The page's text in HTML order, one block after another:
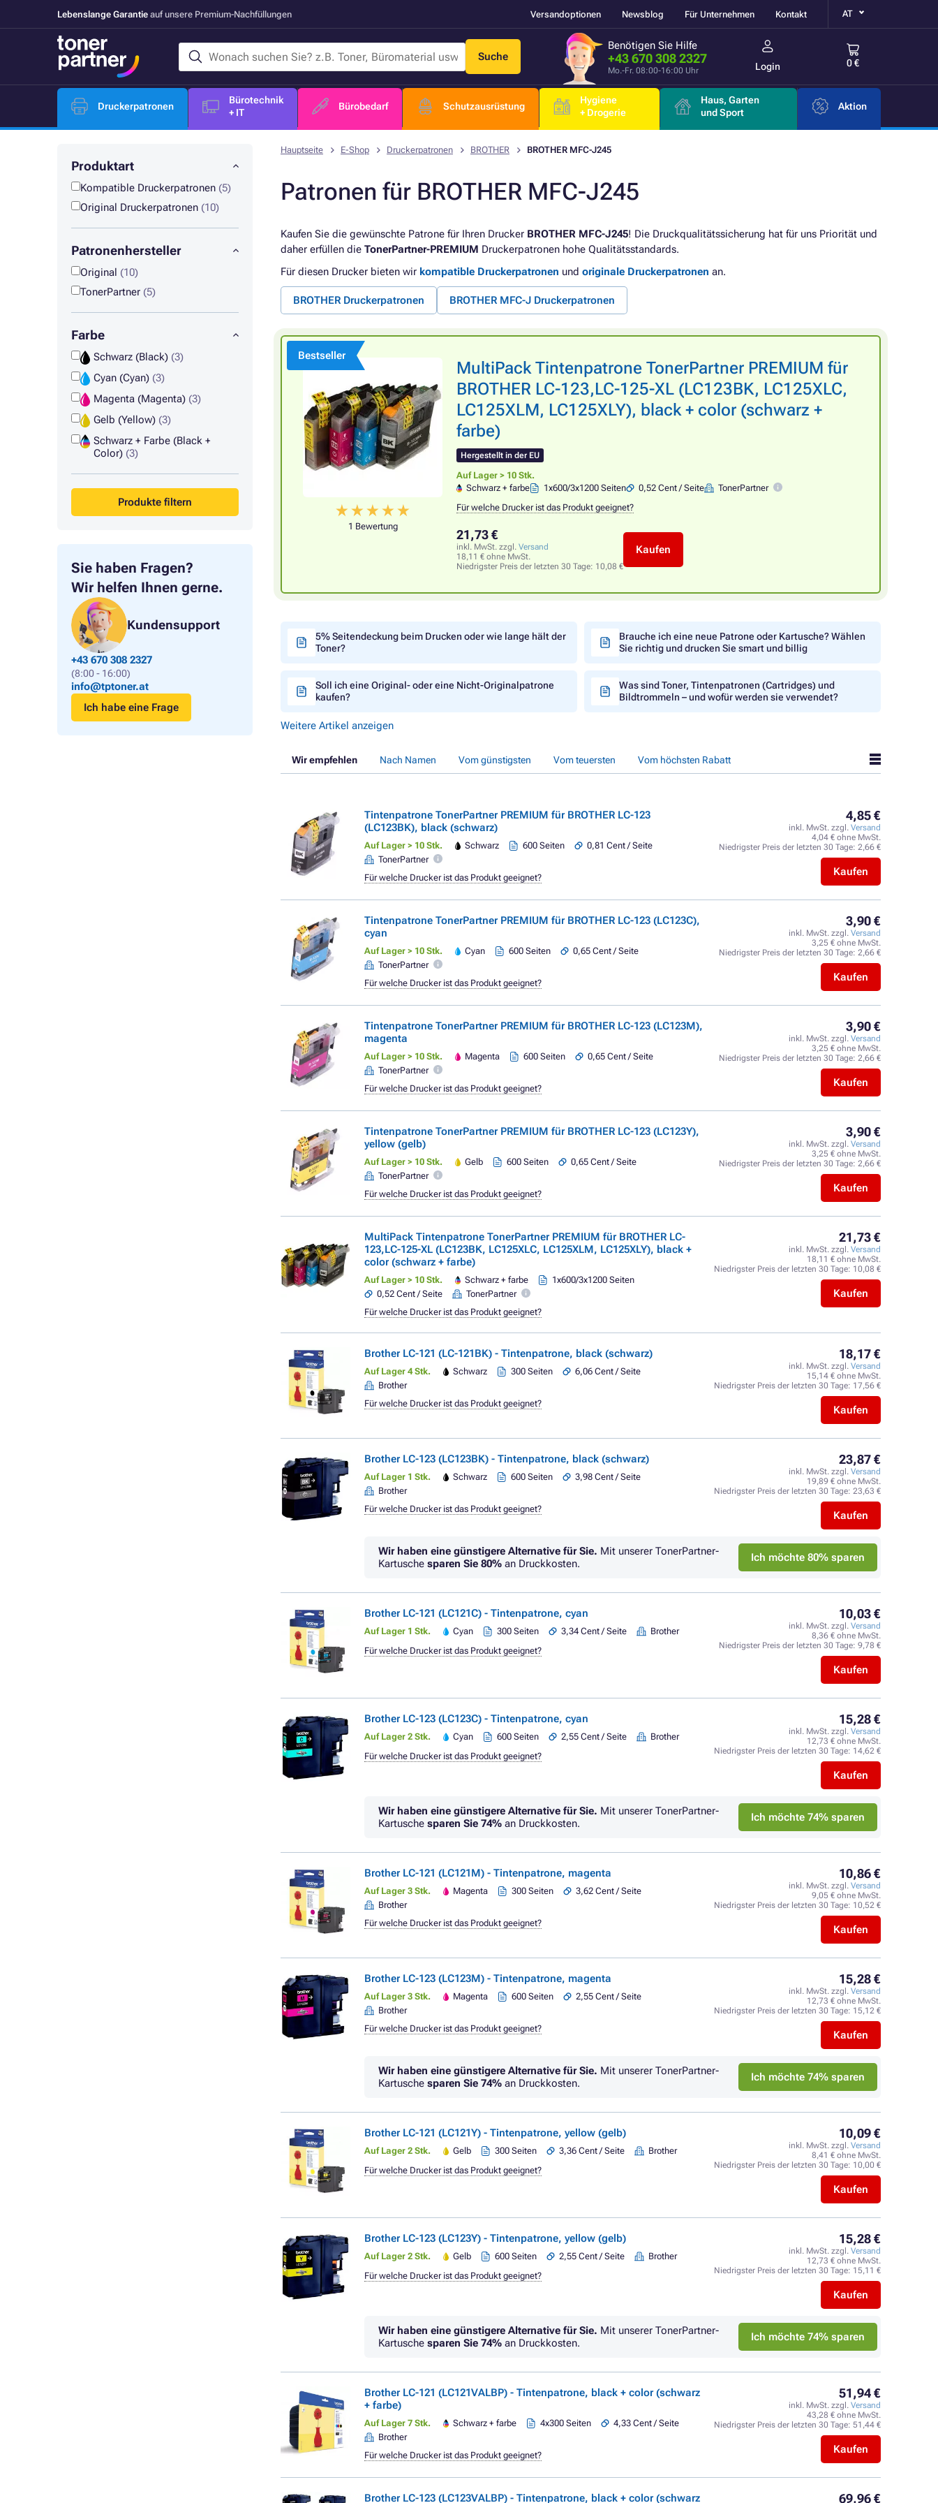
Lebenslange Garantie auf unsere Premium-Nachfüllungen Versandoptionen Newsblog Für Unternehmen Kontakt AT
Suche
Benötigen Sie Hilfe
+43 670 308 2327
Mo.-Fr. 08:00-16:00 Uhr Login 0 €
Druckerpatronen
Bürotechnik
+ IT
Bürobedarf Schutzausrüstung
Hygiene
+ Drogerie
Haus, Garten
und Sport
Aktion
Produktart
Kompatible Druckerpatronen (5)
Original Druckerpatronen (10)
Patronenhersteller
Original (10)
TonerPartner (5)
Farbe
Schwarz (Black) (3)
Cyan (Cyan) (3)
Magenta (Magenta) (3)
Gelb (Yellow) (3)
Schwarz + Farbe (Black +
Color) (3)
Produkte filtern
Sie haben Fragen?
Wir helfen Ihnen gerne.
Kundensupport
+43 670 308 2327
(8:00 - 16:00)
info@tptoner.at
Ich habe eine Frage
Hauptseite E-Shop Druckerpatronen BROTHER BROTHER MFC-J245
Patronen für BROTHER MFC-J245
Kaufen Sie die gewünschte Patrone für Ihren Drucker BROTHER MFC-J245! Die Druckqualitätssicherung hat für uns Priorität und
daher erfüllen die TonerPartner-PREMIUM Druckerpatronen hohe Qualitätsstandards.
Für diesen Drucker bieten wir kompatible Druckerpatronen und originale Druckerpatronen an.
BROTHER Druckerpatronen BROTHER MFC-J Druckerpatronen
Bestseller
1 Bewertung
MultiPack Tintenpatrone TonerPartner PREMIUM für
BROTHER LC-123,LC-125-XL (LC123BK, LC125XLC,
LC125XLM, LC125XLY), black + color (schwarz +
farbe)
Hergestellt in der EU
Auf Lager > 10 Stk.
Schwarz + farbe
1x600/3x1200 Seiten 0,52 Cent / Seite
TonerPartner
Für welche Drucker ist das Produkt geeignet?
21,73 €
inkl. MwSt. zzgl. Versand
18,11 € ohne MwSt.
Niedrigster Preis der letzten 30 Tage: 10,08 €
Kaufen
5% Seitendeckung beim Drucken oder wie lange hält der
Toner?
Brauche ich eine neue Patrone oder Kartusche? Wählen
Sie richtig und drucken Sie smart und billig
Soll ich eine Original- oder eine Nicht-Originalpatrone
kaufen?
Was sind Toner, Tintenpatronen (Cartridges) und
Bildtrommeln – und wofür werden sie verwendet?
Weitere Artikel anzeigen
Wir empfehlen Nach Namen Vom günstigsten Vom teuersten Vom höchsten Rabatt
Tintenpatrone TonerPartner PREMIUM für BROTHER LC-123
(LC123BK), black (schwarz)
Auf Lager > 10 Stk. Schwarz 600 Seiten
0,81 Cent / Seite
TonerPartner
4,85 €
inkl. MwSt. zzgl. Versand
4,04 € ohne MwSt.
Niedrigster Preis der letzten 30 Tage: 2,66 €
Kaufen
Für welche Drucker ist das Produkt geeignet?
Tintenpatrone TonerPartner PREMIUM für BROTHER LC-123 (LC123C),
cyan
Auf Lager > 10 Stk. Cyan 600 Seiten
0,65 Cent / Seite
TonerPartner
3,90 €
inkl. MwSt. zzgl. Versand
3,25 € ohne MwSt.
Niedrigster Preis der letzten 30 Tage: 2,66 €
Kaufen
Für welche Drucker ist das Produkt geeignet?
Tintenpatrone TonerPartner PREMIUM für BROTHER LC-123 (LC123M),
magenta
Auf Lager > 10 Stk. Magenta 600 Seiten
0,65 Cent / Seite
TonerPartner
3,90 €
inkl. MwSt. zzgl. Versand
3,25 € ohne MwSt.
Niedrigster Preis der letzten 30 Tage: 2,66 €
Kaufen
Für welche Drucker ist das Produkt geeignet?
Tintenpatrone TonerPartner PREMIUM für BROTHER LC-123 (LC123Y),
yellow (gelb)
Auf Lager > 10 Stk. Gelb 600 Seiten
0,65 Cent / Seite
TonerPartner
3,90 €
inkl. MwSt. zzgl. Versand
3,25 € ohne MwSt.
Niedrigster Preis der letzten 30 Tage: 2,66 €
Kaufen
Für welche Drucker ist das Produkt geeignet?
MultiPack Tintenpatrone TonerPartner PREMIUM für BROTHER LC-
123,LC-125-XL (LC123BK, LC125XLC, LC125XLM, LC125XLY), black +
color (schwarz + farbe)
Auf Lager > 10 Stk. Schwarz + farbe
1x600/3x1200 Seiten
0,52 Cent / Seite
TonerPartner
21,73 €
inkl. MwSt. zzgl. Versand
18,11 € ohne MwSt.
Niedrigster Preis der letzten 30 Tage: 10,08 €
Kaufen
Für welche Drucker ist das Produkt geeignet?
Brother LC-121 (LC-121BK) - Tintenpatrone, black (schwarz)
Auf Lager 4 Stk. Schwarz 300 Seiten
6,06 Cent / Seite
Brother
18,17 €
inkl. MwSt. zzgl. Versand
15,14 € ohne MwSt.
Niedrigster Preis der letzten 30 Tage: 17,56 €
Kaufen
Für welche Drucker ist das Produkt geeignet?
Brother LC-123 (LC123BK) - Tintenpatrone, black (schwarz)
Auf Lager 1 Stk. Schwarz 600 Seiten
3,98 Cent / Seite
Brother
23,87 €
inkl. MwSt. zzgl. Versand
19,89 € ohne MwSt.
Niedrigster Preis der letzten 30 Tage: 23,63 €
Kaufen
Für welche Drucker ist das Produkt geeignet?
Wir haben eine günstigere Alternative für Sie. Mit unserer TonerPartner-
Kartusche sparen Sie 80% an Druckkosten. Ich möchte 80% sparen
Brother LC-121 (LC121C) - Tintenpatrone, cyan
Auf Lager 1 Stk. Cyan 300 Seiten 3,34 Cent / Seite Brother
10,03 €
inkl. MwSt. zzgl. Versand
8,36 € ohne MwSt.
Niedrigster Preis der letzten 30 Tage: 9,78 €
Kaufen
Für welche Drucker ist das Produkt geeignet?
Brother LC-123 (LC123C) - Tintenpatrone, cyan
Auf Lager 2 Stk. Cyan 600 Seiten 2,55 Cent / Seite Brother
15,28 €
inkl. MwSt. zzgl. Versand
12,73 € ohne MwSt.
Niedrigster Preis der letzten 30 Tage: 14,62 €
Kaufen
Für welche Drucker ist das Produkt geeignet?
Wir haben eine günstigere Alternative für Sie. Mit unserer TonerPartner-
Kartusche sparen Sie 74% an Druckkosten. Ich möchte 74% sparen
Brother LC-121 (LC121M) - Tintenpatrone, magenta
Auf Lager 3 Stk. Magenta 300 Seiten
3,62 Cent / Seite
Brother
10,86 €
inkl. MwSt. zzgl. Versand
9,05 € ohne MwSt.
Niedrigster Preis der letzten 30 Tage: 10,52 €
Kaufen
Für welche Drucker ist das Produkt geeignet?
Brother LC-123 (LC123M) - Tintenpatrone, magenta
Auf Lager 3 Stk. Magenta 600 Seiten
2,55 Cent / Seite
Brother
15,28 €
inkl. MwSt. zzgl. Versand
12,73 € ohne MwSt.
Niedrigster Preis der letzten 30 Tage: 15,12 €
Kaufen
Für welche Drucker ist das Produkt geeignet?
Wir haben eine günstigere Alternative für Sie. Mit unserer TonerPartner-
Kartusche sparen Sie 74% an Druckkosten. Ich möchte 74% sparen
Brother LC-121 (LC121Y) - Tintenpatrone, yellow (gelb)
Auf Lager 2 Stk. Gelb 300 Seiten 3,36 Cent / Seite Brother
10,09 €
inkl. MwSt. zzgl. Versand
8,41 € ohne MwSt.
Niedrigster Preis der letzten 30 Tage: 10,00 €
Kaufen
Für welche Drucker ist das Produkt geeignet?
Brother LC-123 (LC123Y) - Tintenpatrone, yellow (gelb)
Auf Lager 2 Stk. Gelb 600 Seiten 2,55 Cent / Seite Brother
15,28 €
inkl. MwSt. zzgl. Versand
12,73 € ohne MwSt.
Niedrigster Preis der letzten 30 Tage: 15,11 €
Kaufen
Für welche Drucker ist das Produkt geeignet?
Wir haben eine günstigere Alternative für Sie. Mit unserer TonerPartner-
Kartusche sparen Sie 74% an Druckkosten. Ich möchte 74% sparen
Brother LC-121 (LC121VALBP) - Tintenpatrone, black + color (schwarz
+ farbe)
Auf Lager 7 Stk. Schwarz + farbe 4x300 Seiten
4,33 Cent / Seite
Brother
51,94 €
inkl. MwSt. zzgl. Versand
43,28 € ohne MwSt.
Niedrigster Preis der letzten 30 Tage: 51,44 €
Kaufen
Für welche Drucker ist das Produkt geeignet?
Brother LC-123 (LC123VALBP) - Tintenpatrone, black + color (schwarz 69,96 €